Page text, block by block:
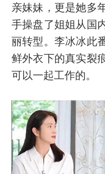
亲妹妹，更是她多
手操盘了姐姐从国
丽转型。李冰冰此
鲜外衣下的真实裂
可以一起工作的。